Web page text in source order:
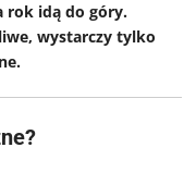
rok idą do góry.
wystarczy tylko